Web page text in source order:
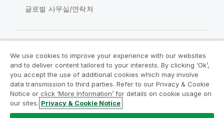
글로벌 사무실/연락처
Qlik Community
법적 계약 제품 약관
Legal Policies
Legal Policies
사용 약관
Do Not Share My Info
We use cookies to improve your experience with our websites
and to deliver content tailored to your interests. By clicking ‘Ok’,
you accept the use of additional cookies which may involve
data transmission to third parties. Refer to our Privacy & Cookie
Notice or click ‘More Information’ for details on cookie usage on
our sites. Privacy & Cookie Notice